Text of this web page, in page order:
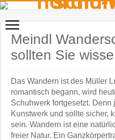
Meindl
sollten Sie
Das Wandern ist des Müller
romantisch begann, wird
Schuhwerk fortgesetzt. Denn
Kunstwerk und sollte sicher,
sein. Wandern ist eine
freier Natur. Ein